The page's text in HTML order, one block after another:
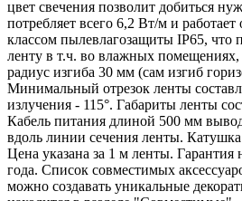
цвет свечения позволит добиться
потребляет всего 6,2 Вт/м и
классом пылевлагозащиты IP65, что
ленту в т.ч. во влажных
радиус изгиба 30 мм (сам изгиб
Минимальный отрезок ленты
излучения - 115°. Габариты ленты
Кабель питания длиной 500 мм
вдоль линии сечения ленты.
Цена указана за 1 м ленты. Гарантия
года. Список совместимых
можно создавать уникальные